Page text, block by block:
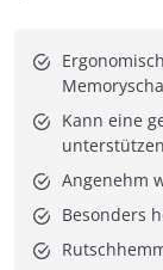
Kann eine
unterstützen
Angenehm
Besonders